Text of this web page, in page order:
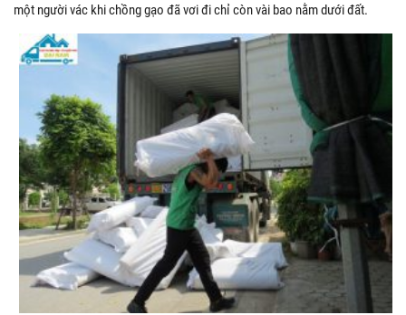
một người vác khi chồng gạo đã vơi đi chỉ còn vài bao nằm dưới đất.